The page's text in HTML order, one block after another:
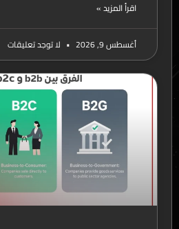
اقرأ المزيد »
أغسطس 9, 2026 لا توجد تعليقات